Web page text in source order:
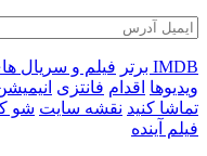
IMDB برتر فیلم و سریال
ویدیوها اقدام فانتزی
تماشا کنید نقشه سایت شو
فیلم آینده